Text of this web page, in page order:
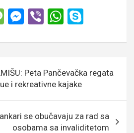
M
s
a
g
e
M
se
g
er
Vi
er
W
at
A
p
p
p
Peta Pančevačka regata
i rekreativne kajake
se obučavaju za rad sa
osobama sa invaliditetom